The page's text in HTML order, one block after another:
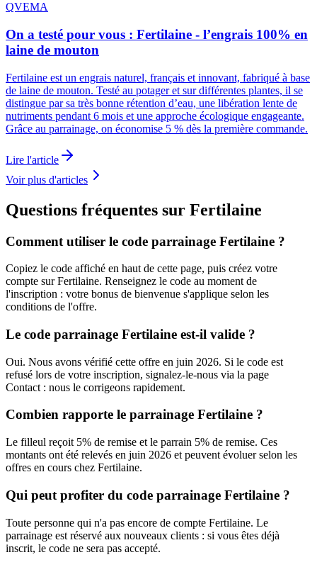
QVEMA
On a testé pour vous : Fertilaine - l’engrais 100% en
laine de mouton
Fertilaine est un engrais naturel, français et innovant, fabriqué à base
de laine de mouton. Testé au potager et sur différentes plantes, il se
distingue par sa très bonne rétention d’eau, une libération lente de
nutriments pendant 6 mois et une approche écologique engageante.
Grâce au parrainage, on économise 5 % dès la première commande.
Lire l'article
Voir plus d'articles
Questions fréquentes sur Fertilaine
Comment utiliser le code parrainage Fertilaine ?
Copiez le code affiché en haut de cette page, puis créez votre
compte sur Fertilaine. Renseignez le code au moment de
l'inscription : votre bonus de bienvenue s'applique selon les
conditions de l'offre.
Le code parrainage Fertilaine est-il valide ?
Oui. Nous avons vérifié cette offre en juin 2026. Si le code est
refusé lors de votre inscription, signalez-le-nous via la page
Contact : nous le corrigeons rapidement.
Combien rapporte le parrainage Fertilaine ?
Le filleul reçoit 5% de remise et le parrain 5% de remise. Ces
montants ont été relevés en juin 2026 et peuvent évoluer selon les
offres en cours chez Fertilaine.
Qui peut profiter du code parrainage Fertilaine ?
Toute personne qui n'a pas encore de compte Fertilaine. Le
parrainage est réservé aux nouveaux clients : si vous êtes déjà
inscrit, le code ne sera pas accepté.